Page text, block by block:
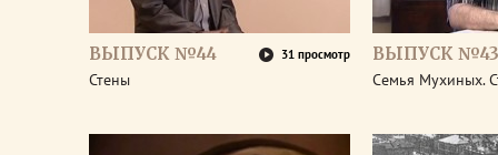
ВЫПУСК №44 31 просмотр
Стены
ВЫПУСК №43
Семья Мухиных.